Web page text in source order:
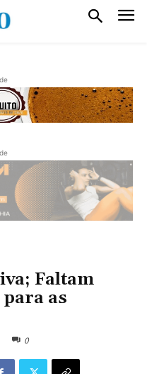
Faltam
para as
0